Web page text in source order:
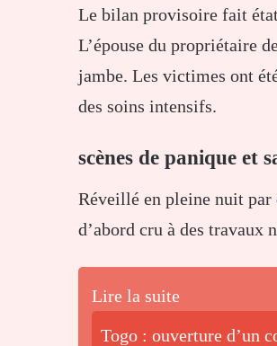
Le bilan provisoire fait
L’épouse du propriétaire
jambe. Les victimes ont
des soins intensifs.
scènes de panique et
Réveillé en pleine nuit
d’abord cru à des travaux
Lire la suite
Togo : ouverture d’un